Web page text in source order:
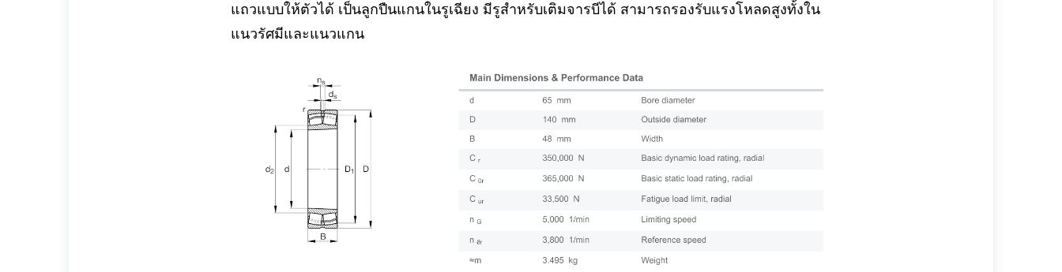
แถวแบบให้ตัวได้ เป็นลูกปืนแกนในรูเฉียง มีรูสำหรับเติมจารบีได้ สามารถรองรับแรงโหลดสูงทั้งใน
แนวรัศมีและแนวแกน